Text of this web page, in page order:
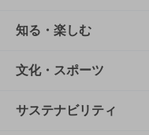
商品TOP
商品一覧
商品発売情報
知る・楽しむ
知る・楽しむTOP
キャンペーン
文化・スポーツ
文化・スポーツTOP
サステナビリティ